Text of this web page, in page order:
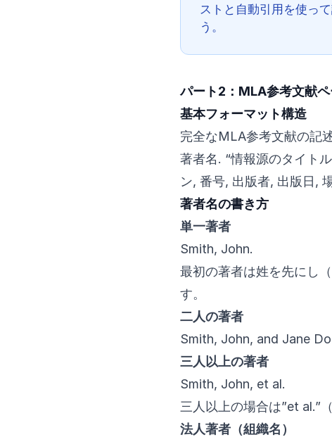
ストと自動引用を使っ
う。
パート2：MLA参考文献
基本フォーマット構造
完全なMLA参考文献の記
著者名. “情報源のタイト
ン, 番号, 出版者, 出版日,
著者名の書き方
単一著者
Smith, John.
最初の著者は姓を先にし
す。
二人の著者
Smith, John, and Jane
三人以上の著者
Smith, John, et al.
三人以上の場合は”et al.”
法人著者（組織名）